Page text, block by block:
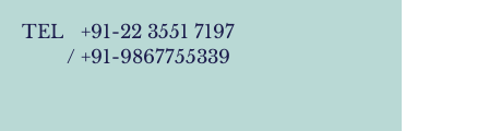
TEL +91-22 3551 7197
/ +91-9867755339